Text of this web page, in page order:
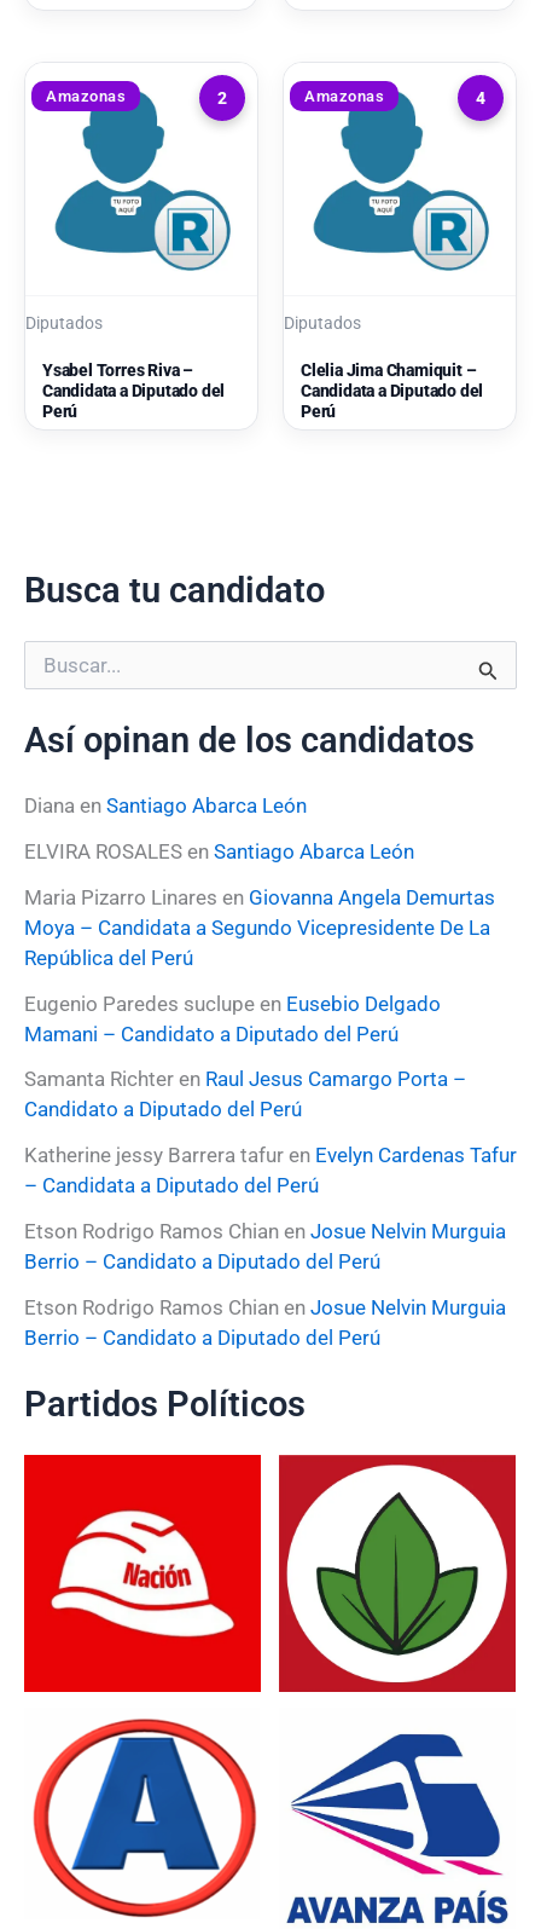
2
Amazonas
Diputados
Ysabel Torres Riva –
Candidata a Diputado del
Perú
4
Amazonas
Diputados
Clelia Jima Chamiquit –
Candidata a Diputado del
Perú
Busca tu candidato
u
c
p
r
Así opinan de los candidatos
Diana en Santiago Abarca León
ELVIRA ROSALES en Santiago Abarca León
Maria Pizarro Linares en Giovanna Angela Demurtas
Moya – Candidata a Segundo Vicepresidente De La
República del Perú
Eugenio Paredes suclupe en Eusebio Delgado
Mamani – Candidato a Diputado del Perú
Samanta Richter en Raul Jesus Camargo Porta –
Candidato a Diputado del Perú
Katherine jessy Barrera tafur en Evelyn Cardenas Tafur
– Candidata a Diputado del Perú
Etson Rodrigo Ramos Chian en Josue Nelvin Murguia
Berrio – Candidato a Diputado del Perú
Etson Rodrigo Ramos Chian en Josue Nelvin Murguia
Berrio – Candidato a Diputado del Perú
Partidos Políticos